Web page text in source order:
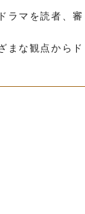
ラマを読者、審
まな観点からド